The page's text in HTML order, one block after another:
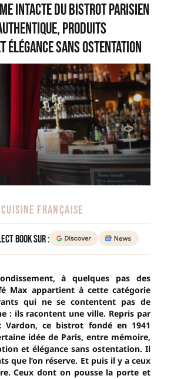
intacte du bistrot parisien
produits
élégance sans ostentation
CUISINE FRANÇAISE
Book sur :
à quelques pas des
Max appartient à cette catégorie
qui ne se contentent pas de
: ils racontent une ville. Repris par
Vardon, ce bistrot fondé en 1941
idée de Paris, entre mémoire,
et élégance sans ostentation. Il
que l’on réserve. Et puis il y a ceux
Ceux dont on pousse la porte et